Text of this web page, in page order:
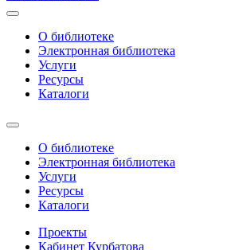
О библиотеке
Электронная библиотека
Услуги
Ресурсы
Каталоги
О библиотеке
Электронная библиотека
Услуги
Ресурсы
Каталоги
Проекты
Кабинет Курбатова